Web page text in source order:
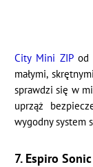
City Mini ZIPod
małymi,
sprawdzi się w
uprząż
wygodny system
7. Espiro